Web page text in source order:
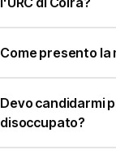
Come presento la
Devo candidarmi
disoccupato?